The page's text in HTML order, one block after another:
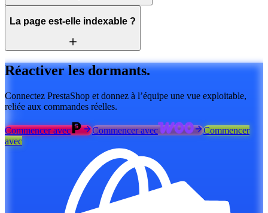
La page est-elle indexable ?
Réactiver les dormants.
Connectez PrestaShop et donnez à l’équipe une vue exploitable,
reliée aux commandes réelles.
Commencer avec Commencer avec
Commencer
avec